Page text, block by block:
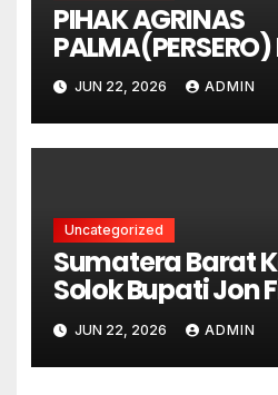
PIHAK AGRINAS
MEMANEN LAHAN
DALAM GUGATAN
JUN 22, 2026 ADMIN
Uncategorized
Sumatera Barat
Solok Bupati Jon
Pimpin Apel,
2026 Resmi
JUN 22, 2026 ADMIN